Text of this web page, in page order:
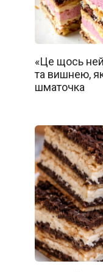
«Це щось
та вишнею,
шматочка